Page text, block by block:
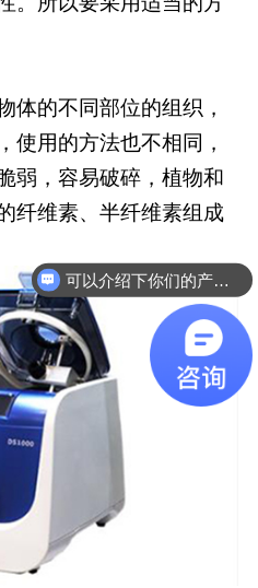
体的不同部位的组织，
使用的方法也不相同，
弱，容易破碎，植物和
纤维素、半纤维素组成
可以介绍下你们的产品么